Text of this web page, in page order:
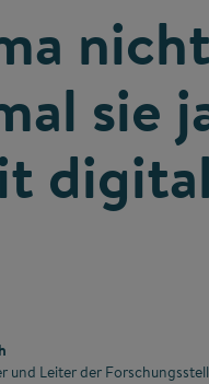
sie
und Leiter der